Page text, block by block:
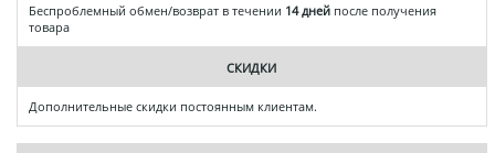
Беспроблемный обмен/возврат в течении 14 дней после получения
товара
СКИДКИ
Дополнительные скидки постоянным клиентам.